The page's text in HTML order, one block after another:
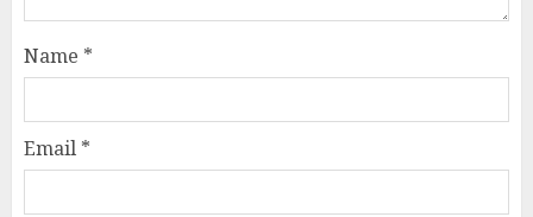
Name *
Email *